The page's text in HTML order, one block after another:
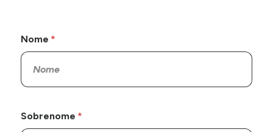
Nome
Sobrenome